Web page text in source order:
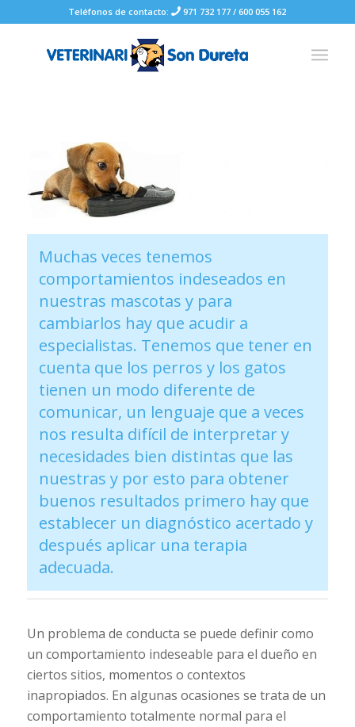
Teléfonos de contacto: 971 732 177 /600 055 162
Muchas veces tenemos
comportamientos indeseados en
nuestras mascotas y para
cambiarlos hay que acudir a
especialistas. Tenemos que tener en
cuenta que los perros y los gatos
tienen un modo diferente de
comunicar, un lenguaje que a veces
nos resulta difícil de interpretar y
necesidades bien distintas que las
nuestras y por esto para obtener
buenos resultados primero hay que
establecer un diagnóstico acertado y
después aplicar una terapia
adecuada.
Un problema de conducta se puede definir como
un comportamiento indeseable para el dueño en
ciertos sitios, momentos o contextos
inapropiados. En algunas ocasiones se trata de un
comportamiento totalmente normal para el